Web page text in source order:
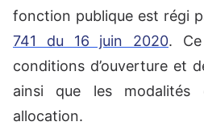
fonction publique est régi
741 du 16 juin 2020.
conditions d’ouverture et
ainsi que les
allocation.